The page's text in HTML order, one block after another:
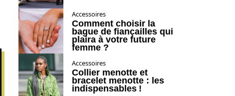
Accessoires
Comment choisir la
bague de fiançailles qui
plaira à votre future
femme ?
Accessoires
Collier menotte et
bracelet menotte : les
indispensables !